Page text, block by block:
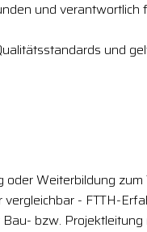
und
und
Weiterbildung zum
- FTTH-
bzw.